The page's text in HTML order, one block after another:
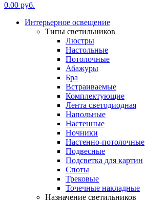
0.00 руб.
Интерьерное освещение
Типы светильников
Люстры
Настольные
Потолочные
Абажуры
Бра
Встраиваемые
Комплектующие
Лента светодиодная
Напольные
Настенные
Ночники
Настенно-потолочные
Подвесные
Подсветка для картин
Споты
Трековые
Точечные накладные
Назначение светильников